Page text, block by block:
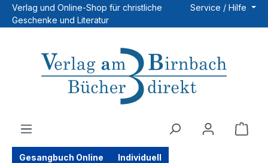
Zum Hauptinhalt springen
Verlag und Online-Shop für christliche
Geschenke und Literatur
Service / Hilfe
Gesangbuch Online Individuell